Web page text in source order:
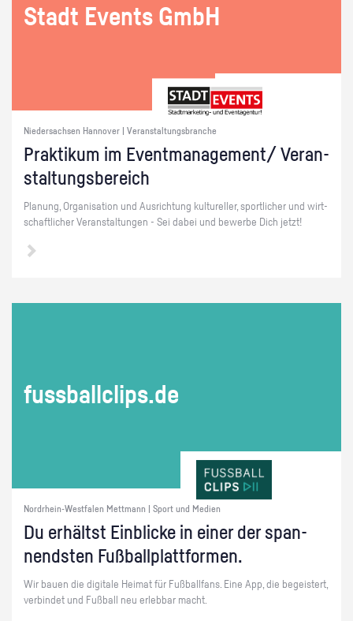
Stadt Events GmbH
Niedersachsen Hannover | Veranstaltungsbranche
Prak­ti­kum im Event­ma­nage­ment/ Ver­an­
stal­tungs­be­reich
Pla­nung, Or­ga­ni­sa­ti­on und Aus­rich­tung kul­tu­rel­ler, sport­li­cher und wirt­
schaft­li­cher Ver­an­stal­tun­gen - Sei dabei und be­wer­be Dich jetzt!
fuss­ball­clips.de
Nordrhein-Westfalen Mettmann | Sport und Medien
Du er­hältst Ein­bli­cke in einer der span­
nends­ten Fuß­ball­platt­for­men.
Wir bauen die di­gi­ta­le Hei­mat für Fuß­ball­fans. Eine App, die be­geis­tert,
ver­bin­det und Fuß­ball neu er­leb­bar macht.